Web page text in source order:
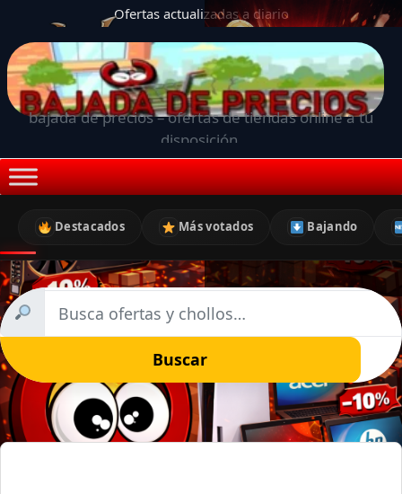
Ofertas actualizadas a diario
bajada de precios – ofertas de tiendas online a tu
disposición.
Destacados Más votados Bajando
Buscar